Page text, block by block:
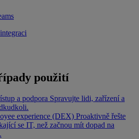
použití
a podpora Spravujte lidi, zařízení a
experience (DEX) Proaktivně řešte
se IT, než začnou mít dopad na